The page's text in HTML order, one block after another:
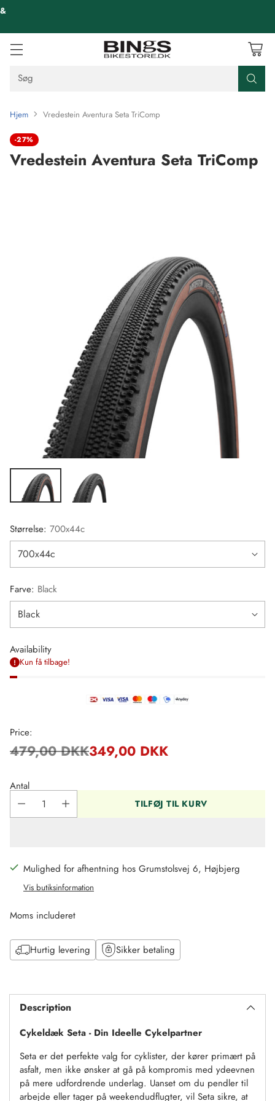
Søg
Hjem Vredestein Aventura Seta TriComp
-27%
Vredestein Aventura Seta TriComp
Størrelse: 700x44c
Farve: Black
Availability
Kun få tilbage!
Price:
Regulær
pris
479,00 DKK349,00 DKK
Antal
TILFØJ TIL KURV
Mulighed for afhentning hos Grumstolsvej 6, Højbjerg
Vis butiksinformation
Moms includeret
Hurtig levering Sikker betaling
til
kurvDescription
Cykeldæk Seta - Din Ideelle Cykelpartner
Seta er det perfekte valg for cyklister, der kører primært på
asfalt, men ikke ønsker at gå på kompromis med ydeevnen
på mere udfordrende underlag. Uanset om du pendler til
arbejde eller tager på weekendudflugter, vil Seta sikre, at